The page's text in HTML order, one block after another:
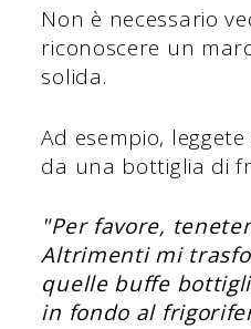
Non è necessario
riconoscere un
solida.
Ad esempio,
da una bottiglia di
"Per favore,
Altrimenti mi
quelle buffe
in fondo al